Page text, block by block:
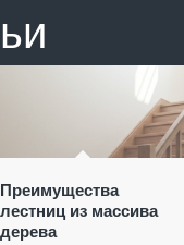
Преимущества
лестниц из массива
дерева